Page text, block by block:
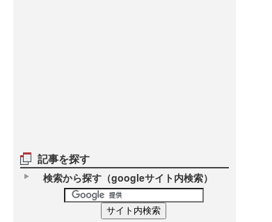
記事を探す
検索から探す（googleサイト内検索）